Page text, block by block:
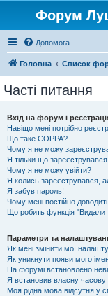
Форум
Допомога
Головна Список
Часті питання
Вхід на форум і
Навіщо мені потрібно
Що таке COPPA?
Чому я не можу
Я тільки що
Чому я не можу увійти?
Я колись зареєструвався,
Я забув пароль!
Чому мені постійно
Що робить функція
Параметри та
Як мені змінити мої
Як уникнути появи мого
На форумі встановлено
Я встановив власну часову
Моя рідна мова відсутня у